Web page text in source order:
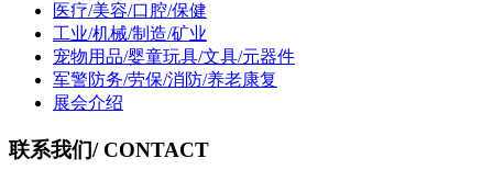
医疗/美容/口腔/保健
工业/机械/制造/矿业
宠物用品/婴童玩具/文具/元器件
军警防务/劳保/消防/养老康复
展会介绍
联系我们/ CONTACT